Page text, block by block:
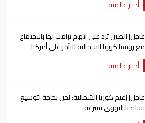
أخبار عالمية
عاجل| الصين ترد على اتهام ترامب لها بالاجتماع
مع روسيا كوريا الشمالية للتآمر على أمركيا
أخبار عالمية
عاجل| زعيم كوريا الشمالية: نحن بحاجة لتوسيع
تسليحنا النووي بسرعة